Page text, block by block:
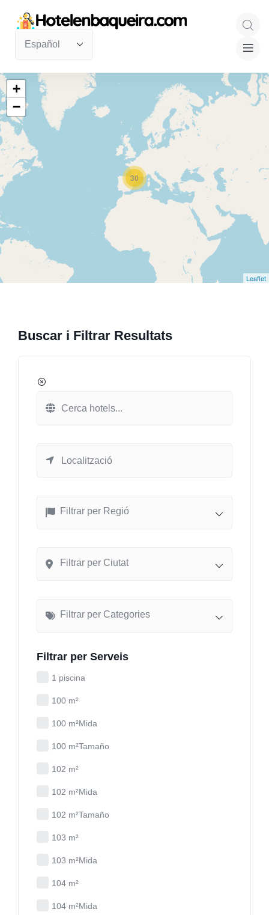
30
+
−
Leaflet
Buscar i Filtrar Resultats
Filtrar per Regió
Filtrar per Ciutat
Filtrar per Categories
Filtrar per Serveis
1 piscina
100 m²
100 m²Mida
100 m²Tamaño
102 m²
102 m²Mida
102 m²Tamaño
103 m²
103 m²Mida
104 m²
104 m²Mida